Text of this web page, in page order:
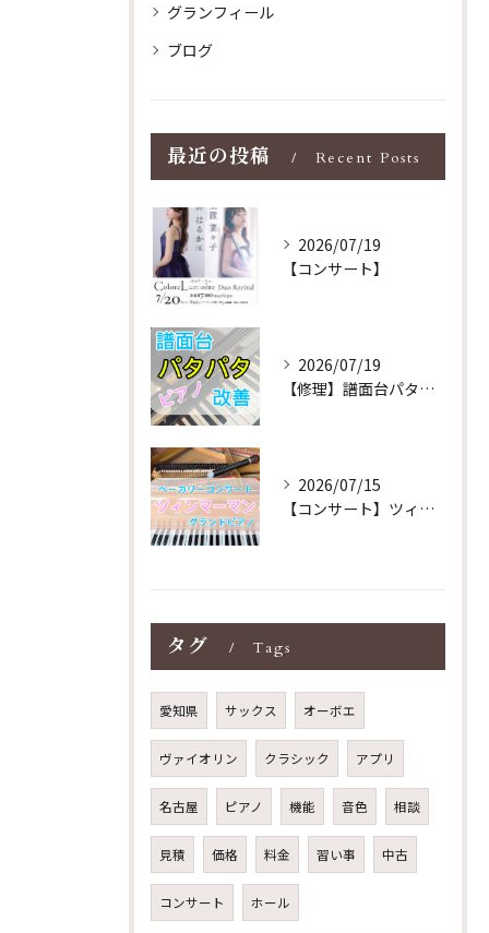
グランフィール
ブログ
最近の投稿 Recent Posts
2026/07/19
【コンサート】
2026/07/19
【修理】譜面台パタパタを改善！ストレス解消！
2026/07/15
【コンサート】ツィンマーマンのグランドピアノ♪木目猫足グラン...
タグ Tags
愛知県 サックス オーボエ
ヴァイオリン クラシック アプリ
名古屋 ピアノ 機能 音色 相談
見積 価格 料金 習い事 中古
コンサート ホール